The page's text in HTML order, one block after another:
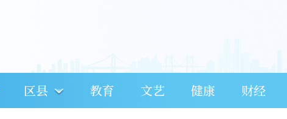
区县 教育 文艺 健康 财经